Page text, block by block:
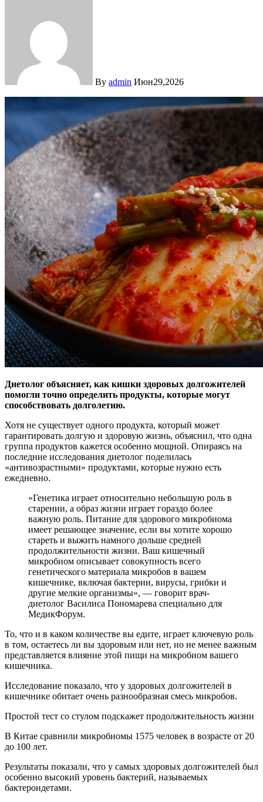
By admin Июн29,2026
Диетолог объясняет, как кишки здоровых долгожителей
помогли точно определить продукты, которые могут
способствовать долголетию.
Хотя не существует одного продукта, который может
гарантировать долгую и здоровую жизнь, объяснил, что одна
группа продуктов кажется особенно мощной. Опираясь на
последние исследования диетолог поделилась
«антивозрастными» продуктами, которые нужно есть
ежедневно.
«Генетика играет относительно небольшую роль в
старении, а образ жизни играет гораздо более
важную роль. Питание для здорового микробиома
имеет решающее значение, если вы хотите хорошо
стареть и выжить намного дольше средней
продолжительности жизни. Ваш кишечный
микробиом описывает совокупность всего
генетического материала микробов в вашем
кишечнике, включая бактерии, вирусы, грибки и
другие мелкие организмы», — говорит врач-
диетолог Василиса Пономарева специально для
МедикФорум.
То, что и в каком количестве вы едите, играет ключевую роль
в том, остаетесь ли вы здоровым или нет, но не менее важным
представляется влияние этой пищи на микробиом вашего
кишечника.
Исследование показало, что у здоровых долгожителей в
кишечнике обитает очень разнообразная смесь микробов.
Простой тест со стулом подскажет продолжительность жизни
В Китае сравнили микробиомы 1575 человек в возрасте от 20
до 100 лет.
Результаты показали, что у самых здоровых долгожителей был
особенно высокий уровень бактерий, называемых
бактероидетами.